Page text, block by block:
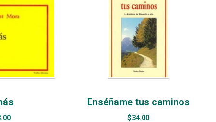
Enséñame tus caminos
$34.00